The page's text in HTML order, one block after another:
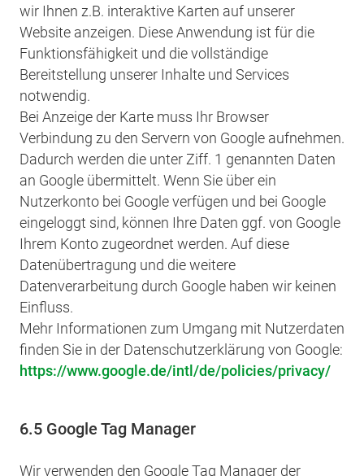
wir Ihnen z.B. interaktive Karten auf unserer
Website anzeigen. Diese Anwendung ist für die
Funktionsfähigkeit und die vollständige
Bereitstellung unserer Inhalte und Services
notwendig.
Bei Anzeige der Karte muss Ihr Browser
Verbindung zu den Servern von Google aufnehmen.
Dadurch werden die unter Ziff. 1 genannten Daten
an Google übermittelt. Wenn Sie über ein
Nutzerkonto bei Google verfügen und bei Google
eingeloggt sind, können Ihre Daten ggf. von Google
Ihrem Konto zugeordnet werden. Auf diese
Datenübertragung und die weitere
Datenverarbeitung durch Google haben wir keinen
Einfluss.
Mehr Informationen zum Umgang mit Nutzerdaten
finden Sie in der Datenschutzerklärung von Google:
https://www.google.de/intl/de/policies/privacy/
6.5 Google Tag Manager
Wir verwenden den Google Tag Manager der